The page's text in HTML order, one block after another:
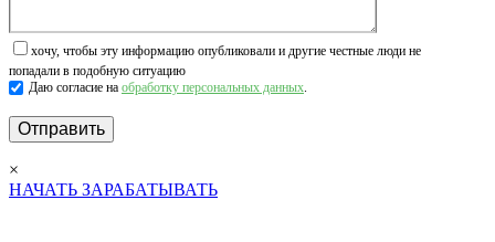
хочу, чтобы эту информацию опубликовали и другие честные люди не
попадали в подобную ситуацию
Даю согласие на обработку персональных данных.
×
НАЧАТЬ ЗАРАБАТЫВАТЬ